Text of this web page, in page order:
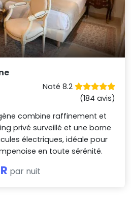
Noté 8.2
(184 avis)
combine raffinement et
privé surveillé et une borne
électriques, idéale pour
en toute sérénité.
par nuit